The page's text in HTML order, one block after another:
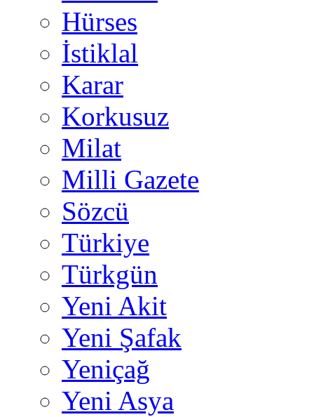
Hürses
İstiklal
Karar
Korkusuz
Milat
Milli Gazete
Sözcü
Türkiye
Türkgün
Yeni Akit
Yeni Şafak
Yeniçağ
Yeni Asya